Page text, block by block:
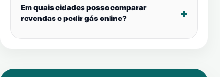
Em quais cidades posso comparar
revendas e pedir gás online?